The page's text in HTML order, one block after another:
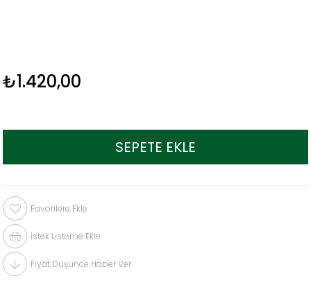
₺1.420,00
Favorilere Ekle
İstek Listeme Ekle
Fiyat Düşünce Haber Ver